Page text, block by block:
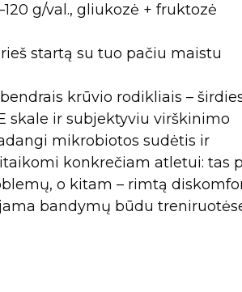
g/val., gliukozė + fruktozė
startą su tuo pačiu maistu
krūvio rodikliais –
skale ir subjektyviu virškinimo
mikrobiotos sudėtis ir
konkrečiam atletui: tas
o kitam – rimtą
bandymų būdu